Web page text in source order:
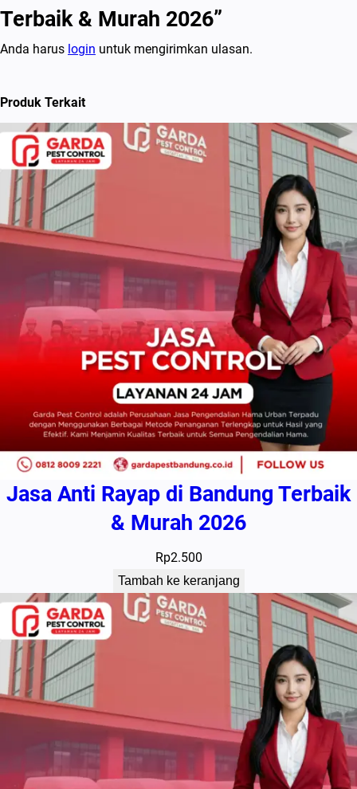
Terbaik & Murah 2026”
Anda harus login untuk mengirimkan ulasan.
Produk Terkait
Jasa Anti Rayap di Bandung Terbaik
& Murah 2026
Rp2.500
Tambah ke keranjang